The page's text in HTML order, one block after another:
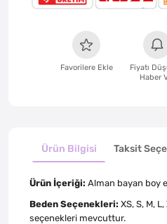
Favorilere Ekle
Fiyatı
Haber
Ürün Bilgisi Taksit
Ürün İçeriği: Alman bayan boy
Beden Seçenekleri: XS, S, M,
seçenekleri mevcuttur.